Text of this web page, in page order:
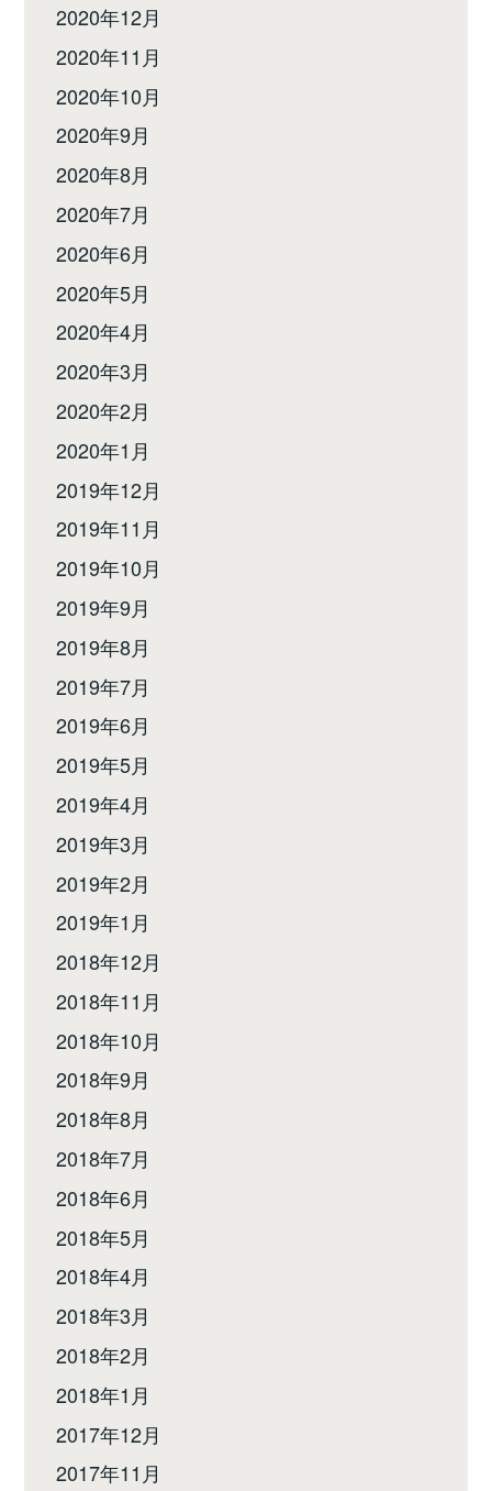
2020年12月
2020年11月
2020年10月
2020年9月
2020年8月
2020年7月
2020年6月
2020年5月
2020年4月
2020年3月
2020年2月
2020年1月
2019年12月
2019年11月
2019年10月
2019年9月
2019年8月
2019年7月
2019年6月
2019年5月
2019年4月
2019年3月
2019年2月
2019年1月
2018年12月
2018年11月
2018年10月
2018年9月
2018年8月
2018年7月
2018年6月
2018年5月
2018年4月
2018年3月
2018年2月
2018年1月
2017年12月
2017年11月